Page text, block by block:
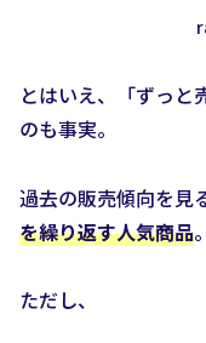
とはいえ、「ずっと
のも事実。
過去の販売傾向を見
を繰り返す人気商品。
ただし、